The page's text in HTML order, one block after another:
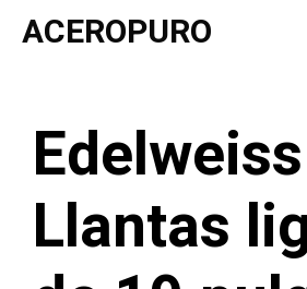
Saltar
ACEROPURO
Llantas